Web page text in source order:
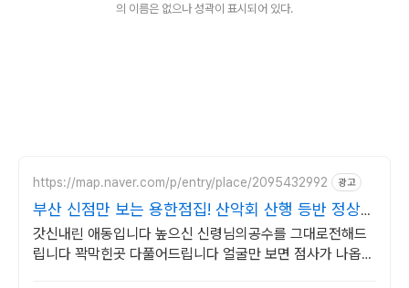
의 이름은 없으나 성곽이 표시되어 있다.
https://map.naver.com/p/entry/place/2095432992 광고
부산 신점만 보는 용한점집! 산악회 산행 등반 정상등
정
갓신내린 애동입니다 높으신 신령님의공수를 그대로전해드
립니다 꽉막힌곳 다풀어드립니다 얼굴만 보면 점사가 나옵니